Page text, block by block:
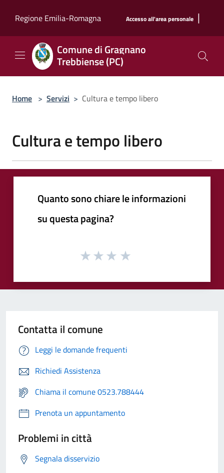
Regione Emilia-Romagna
Accesso all'area personale |
Comune di Gragnano
Trebbiense (PC)
Home > Servizi > Cultura e tempo libero
Cultura e tempo libero
Quanto sono chiare le informazioni
su questa pagina?
Contatta il comune
Leggi le domande frequenti
Richiedi Assistenza
Chiama il comune 0523.788444
Prenota un appuntamento
Problemi in città
Segnala disservizio